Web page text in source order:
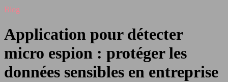
Blog
Application pour détecter
micro espion : protéger les
données sensibles en entreprise